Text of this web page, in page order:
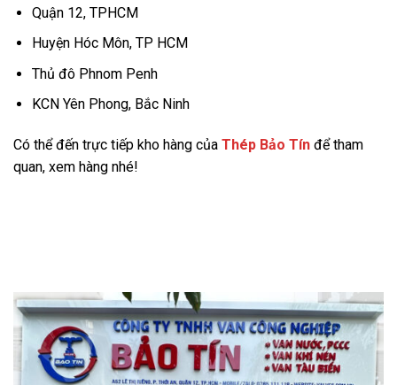
Quận 12, TPHCM
Huyện Hóc Môn, TP HCM
Thủ đô Phnom Penh
KCN Yên Phong, Bắc Ninh
Có thể đến trực tiếp kho hàng của Thép Bảo Tín để tham
quan, xem hàng nhé!